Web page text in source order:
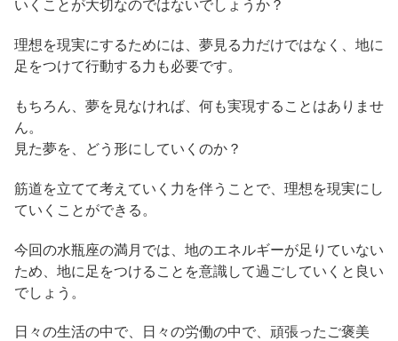
いくことが大切なのではないでしょうか？
理想を現実にするためには、夢見る力だけではなく、地に
足をつけて行動する力も必要です。
もちろん、夢を見なければ、何も実現することはありませ
ん。
見た夢を、どう形にしていくのか？
筋道を立てて考えていく力を伴うことで、理想を現実にし
ていくことができる。
今回の水瓶座の満月では、地のエネルギーが足りていない
ため、地に足をつけることを意識して過ごしていくと良い
でしょう。
日々の生活の中で、日々の労働の中で、頑張ったご褒美